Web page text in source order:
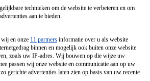
technieken om de website te verbeteren en om
aan te bieden.
wij en onze 11 partners informatie over u als website
binnen en mogelijk ook buiten onze website
zoals uw IP-adres. Wij bouwen op die wijze uw
passen wij onze website en communicatie aan op uw
gerichte advertenties laten zien op basis van uw recente